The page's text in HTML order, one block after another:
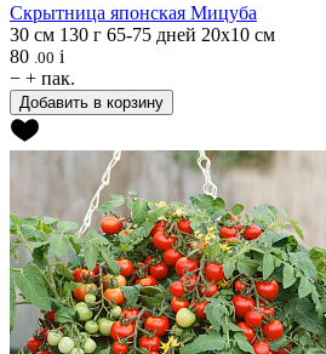
Скрытница японская Мицуба
30 см 130 г 65-75 дней 20х10 см
80 .00 i
− + пак.
Добавить в корзину